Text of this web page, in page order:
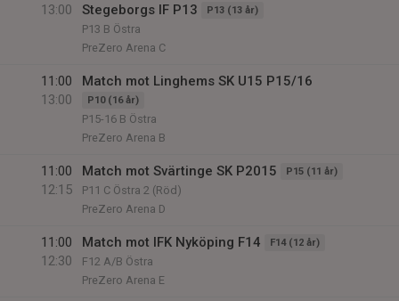
13:00
Stegeborgs IF P13
P13 (13 år)
P13 B Östra
PreZero Arena C
11:00
13:00
Match mot Linghems SK U15 P15/16
P10 (16 år)
P15-16 B Östra
PreZero Arena B
11:00
12:15
Match mot Svärtinge SK P2015 P15 (11 år)
P11 C Östra 2 (Röd)
PreZero Arena D
11:00
12:30
Match mot IFK Nyköping F14 F14 (12 år)
F12 A/B Östra
PreZero Arena E